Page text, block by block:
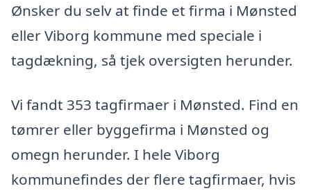
Ønsker du selv at finde et firma i Mønsted
eller Viborg kommune med speciale i
tagdækning, så tjek oversigten herunder.
Vi fandt 353 tagfirmaer i Mønsted. Find en
tømrer eller byggefirma i Mønsted og
omegn herunder. I hele Viborg
kommunefindes der flere tagfirmaer, hvis